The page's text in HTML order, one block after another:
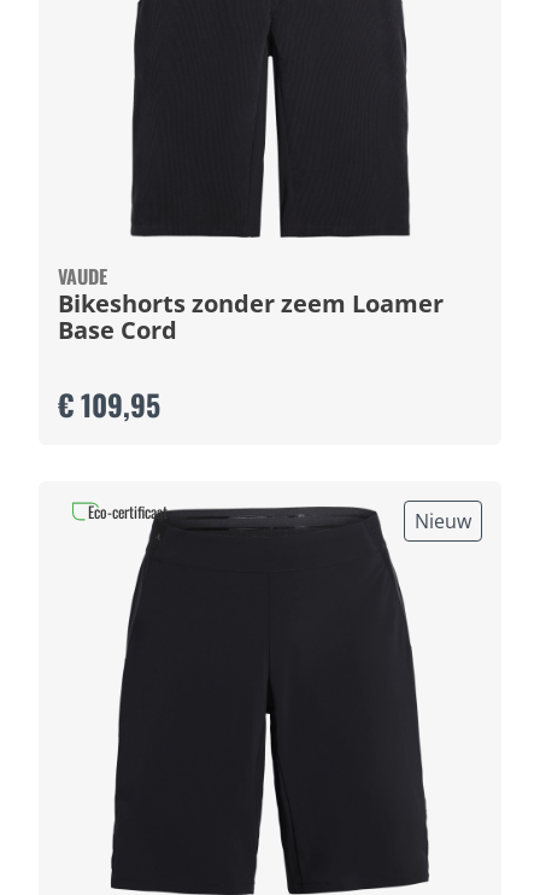
VAUDE
Bikeshorts zonder zeem Loamer
Base Cord
€ 109,95
Nieuw
Eco-certificaat